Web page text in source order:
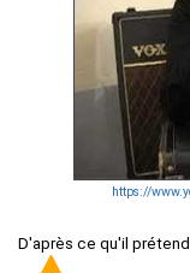
https://
D'après ce qu'il